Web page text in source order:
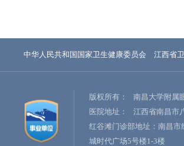
中华人民共和国国家卫生健康委员会 江西省
版权所有：
南昌大学附属
医院地址：
江西省南昌市
红谷滩门诊部地址：南昌
城时代广场5号楼1-3楼